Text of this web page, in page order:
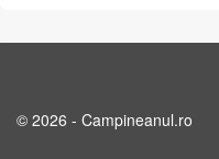
© 2026 - Campineanul.ro